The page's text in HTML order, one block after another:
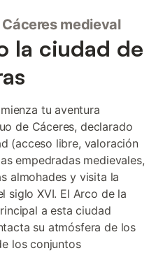
Cáceres medieval
la ciudad de
tu aventura
de Cáceres, declarado
(acceso libre, valoración
empedradas medievales,
almohades y visita la
siglo XVI. El Arco de la
a esta ciudad
su atmósfera de los
los conjuntos